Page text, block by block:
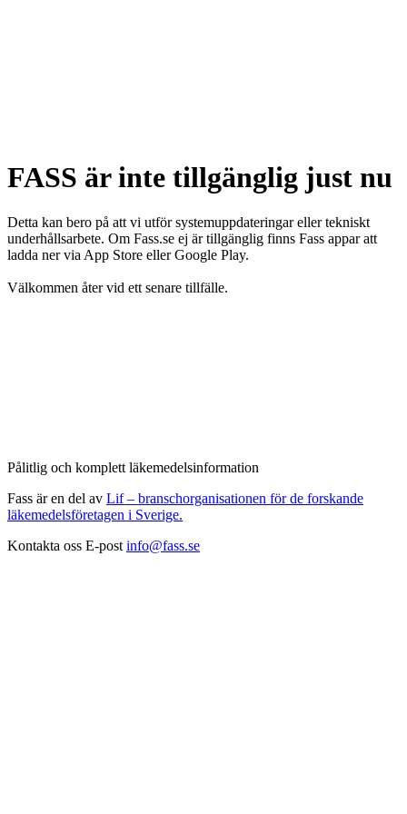
FASS är inte tillgänglig just nu
Detta kan bero på att vi utför systemuppdateringar eller tekniskt
underhållsarbete. Om Fass.se ej är tillgänglig finns Fass appar att
ladda ner via App Store eller Google Play.
Välkommen åter vid ett senare tillfälle.
Pålitlig och komplett läkemedelsinformation
Fass är en del av Lif – branschorganisationen för de forskande
läkemedelsföretagen i Sverige.
Kontakta oss E-post info@fass.se